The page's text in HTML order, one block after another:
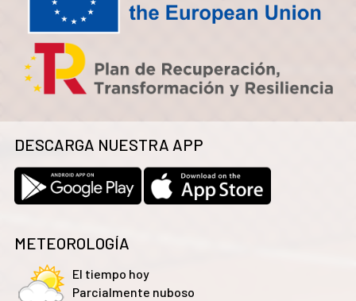
DESCARGA NUESTRA APP
METEOROLOGÍA
El tiempo hoy
Parcialmente nuboso